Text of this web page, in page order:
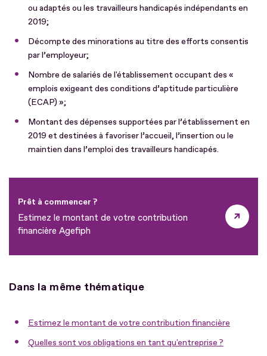
ou adaptés ou les travailleurs handicapés indépendants en
2019;
Décompte des minorations au titre des efforts consentis
par l’employeur;
Nombre de salariés de l'établissement occupant des «
emplois exigeant des conditions d’aptitude particulière
(ECAP) »;
Montant des dépenses supportées par l’établissement en
2019 et destinées à favoriser l’accueil, l’insertion ou le
maintien dans l’emploi des travailleurs handicapés.
Prêt à commencer ?
Estimez le montant de votre contribution
financière Agefiph
Dans la même thématique
Estimez le montant de votre contribution financière
Quelles sont vos obligations en tant qu'entreprise ?